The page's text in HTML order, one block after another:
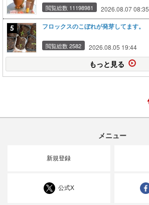
閲覧総数 11198981 2026.08.07 08:35
フロックスのこぼれが発芽してます。
閲覧総数 2582 2026.08.05 19:44
もっと見る
メニュー
新規登録
公式X